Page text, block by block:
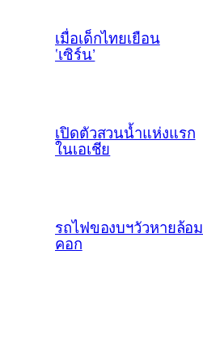
เมื่อเด็กไทยเยือน
‘เซิร์น’
เปิดตัวสวนน้ำแห่งแรก
ในเอเชีย
รถไฟของบฯวัวหายล้อม
คอก